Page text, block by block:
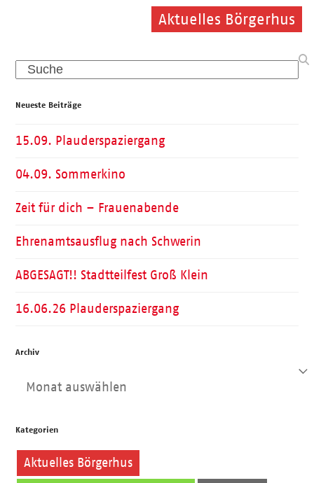
Aktuelles Börgerhus
Aktuelles Börgerhus
Aktuelles Börgerhus
Search
Neueste Beiträge
15.09. Plauderspaziergang
04.09. Sommerkino
Zeit für dich – Frauenabende
Ehrenamtsausflug nach Schwerin
ABGESAGT!! Stadtteilfest Groß Klein
16.06.26 Plauderspaziergang
Archiv
Archiv
Kategorien
Aktuelles Börgerhus